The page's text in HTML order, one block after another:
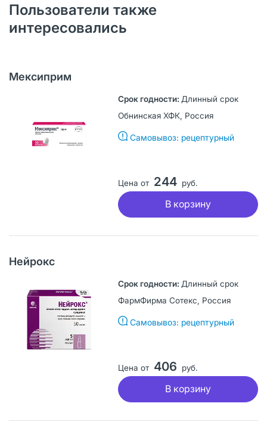
Пользователи также
интересовались
Мексиприм
Длинный срок
Обнинская ХФК, Россия
Самовывоз: рецептурный
Цена от 244 руб.
В корзину
Нейрокс
Длинный срок
ФармФирма Сотекс, Россия
Самовывоз: рецептурный
Цена от 406 руб.
В корзину